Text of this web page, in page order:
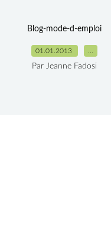
Blog-mode-d-emploi
01.01.2013
Par Jeanne Fadosi